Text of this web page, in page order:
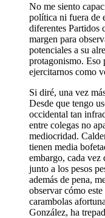
No me siento
política ni fuera de
diferentes Partidos
margen para
potenciales a su
protagonismo. Eso
ejercitarnos como
Si diré, una vez
Desde que tengo
occidental tan
entre colegas no
mediocridad.
tienen media
embargo, cada vez
junto a los pesos
además de pena,
observar cómo
carambolas
González, ha